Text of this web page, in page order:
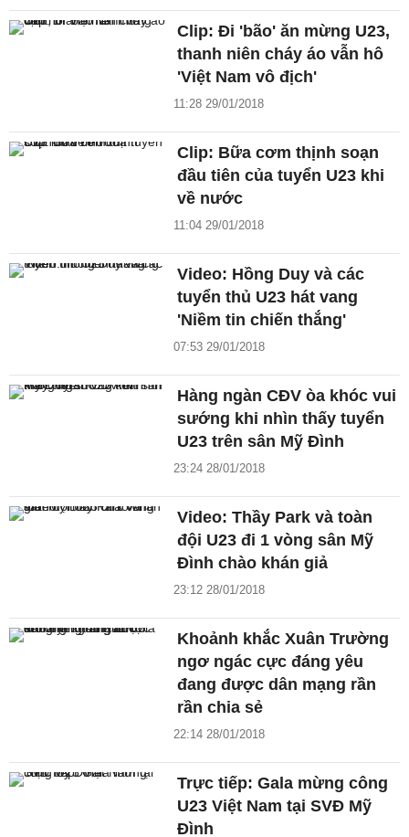
Clip: Đi 'bão' ăn mừng U23,
thanh niên cháy áo vẫn hô
'Việt Nam vô địch'
11:28 29/01/2018
Clip: Bữa cơm thịnh soạn
đầu tiên của tuyển U23 khi
về nước
11:04 29/01/2018
Video: Hồng Duy và các
tuyển thủ U23 hát vang
'Niềm tin chiến thắng'
07:53 29/01/2018
Hàng ngàn CĐV òa khóc vui
sướng khi nhìn thấy tuyển
U23 trên sân Mỹ Đình
23:24 28/01/2018
Video: Thầy Park và toàn
đội U23 đi 1 vòng sân Mỹ
Đình chào khán giả
23:12 28/01/2018
Khoảnh khắc Xuân Trường
ngơ ngác cực đáng yêu
đang được dân mạng rần
rần chia sẻ
22:14 28/01/2018
Trực tiếp: Gala mừng công
U23 Việt Nam tại SVĐ Mỹ
Đình